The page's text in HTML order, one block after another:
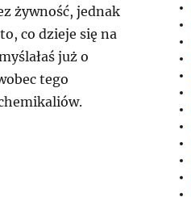
żywność, jednak
co dzieje się na
już o
tego